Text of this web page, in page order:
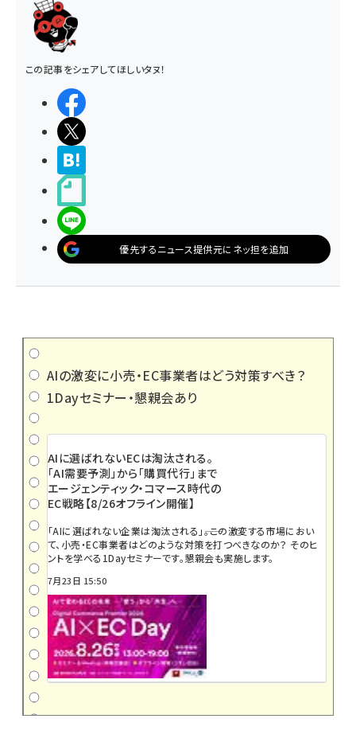
この記事をシェアしてほしいタヌ！
優先するニュース提供元にネッ担を追加
AIの激変に小売・EC事業者はどう対策すべき？
1Dayセミナー・懇親会あり
AIに選ばれないECは淘汰される。
「AI需要予測」から「購買代行」まで
エージェンティック・コマース時代の
EC戦略【8/26オフライン開催】
「AIに選ばれない企業は淘汰される」――。この激変する市場におい
て、小売・EC事業者はどのような対策を打つべきなのか？ そのヒ
ントを学べる1Dayセミナーです。懇親会も実施します。
7月23日 15:50